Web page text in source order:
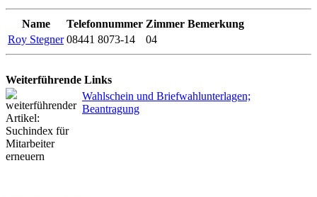
Name Telefonnummer Zimmer Bemerkung
Roy Stegner 08441 8073-14 04
Weiterführende Links
Wahlschein und Briefwahlunterlagen;
Beantragung